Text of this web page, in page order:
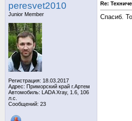
peresvet2010
Junior Member
Регистрация: 18.03.2017
Адрес: Приморский край г.Артем
Автомобиль: LADA Xray, 1.6, 106
л.с.
Сообщений: 23
Re:
Спасиб.